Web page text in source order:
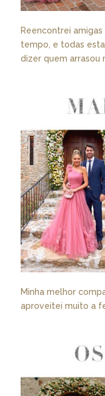
Reencontrei
tempo, e todas
dizer quem arrasou
Minha melhor
aproveitei muito a